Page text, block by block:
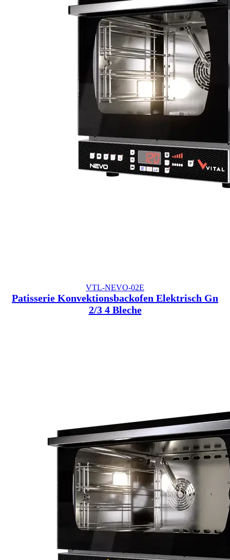
VTL-NEVO-02E
Patisserie Konvektionsbackofen Elektrisch Gn
2/3 4 Bleche